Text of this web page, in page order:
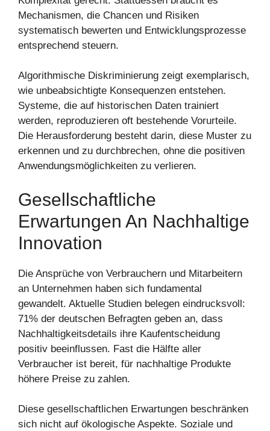
Mechanismen, die Chancen und Risiken
systematisch bewerten und Entwicklungsprozesse
entsprechend steuern.
Algorithmische Diskriminierung zeigt exemplarisch,
wie unbeabsichtigte Konsequenzen entstehen.
Systeme, die auf historischen Daten trainiert
werden, reproduzieren oft bestehende Vorurteile.
Die Herausforderung besteht darin, diese Muster zu
erkennen und zu durchbrechen, ohne die positiven
Anwendungsmöglichkeiten zu verlieren.
Gesellschaftliche
Erwartungen An Nachhaltige
Innovation
Die Ansprüche von Verbrauchern und Mitarbeitern
an Unternehmen haben sich fundamental
gewandelt. Aktuelle Studien belegen eindrucksvoll:
71% der deutschen Befragten geben an, dass
Nachhaltigkeitsdetails ihre Kaufentscheidung
positiv beeinflussen. Fast die Hälfte aller
Verbraucher ist bereit, für nachhaltige Produkte
höhere Preise zu zahlen.
Diese gesellschaftlichen Erwartungen beschränken
sich nicht auf ökologische Aspekte. Soziale und